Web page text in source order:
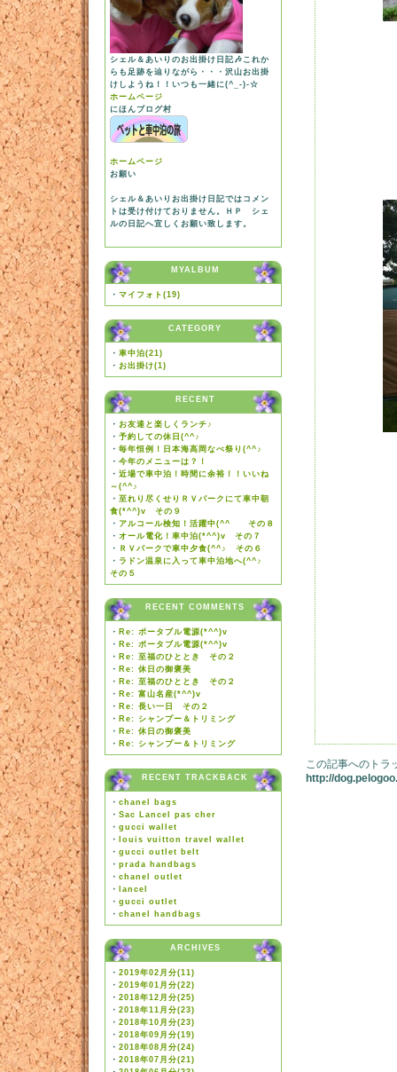
シェル＆あいりのお出掛け日記🎶これか
らも足跡を辿りながら・・・沢山お出掛
けしようね！！いつも一緒に(^_-)-☆
ホームページ
にほんブログ村
ホームページ
お願い
シェル＆あいりお出掛け日記ではコメン
トは受け付けておりません。ＨＰ シェ
ルの日記へ宜しくお願い致します。
MYALBUM
・ マイフォト(19)
CATEGORY
・ 車中泊(21)
・ お出掛け(1)
RECENT
・ お友達と楽しくランチ♪
・ 予約しての休日(^^♪
・ 毎年恒例！日本海高岡なべ祭り(^^♪
・ 今年のメニューは？！
・ 近場で車中泊！時間に余裕！！いいね
～(^^♪
・ 至れり尽くせりＲＶパークにて車中朝
食(*^^)v その９
・ アルコール検知！活躍中(^^ゞ その８
・ オール電化！車中泊(*^^)v その７
・ ＲＶパークで車中夕食(^^♪ その６
・ ラドン温泉に入って車中泊地へ(^^♪
その５
RECENT COMMENTS
・ Re: ポータブル電源(*^^)v
・ Re: ポータブル電源(*^^)v
・ Re: 至福のひととき その２
・ Re: 休日の御褒美
・ Re: 至福のひととき その２
・ Re: 富山名産(*^^)v
・ Re: 長い一日 その２
・ Re: シャンプー＆トリミング
・ Re: 休日の御褒美
・ Re: シャンプー＆トリミング
RECENT TRACKBACK
・ chanel bags
・ Sac Lancel pas cher
・ gucci wallet
・
louis vuitton travel wallet
・ gucci outlet belt
・ prada handbags
・ chanel outlet
・
lancel
・ gucci outlet
・ chanel handbags
ARCHIVES
・ 2019年02月分(11)
・ 2019年01月分(22)
・ 2018年12月分(25)
・ 2018年11月分(23)
・ 2018年10月分(23)
・ 2018年09月分(19)
・ 2018年08月分(24)
・ 2018年07月分(21)
この記事へのトラ
http://